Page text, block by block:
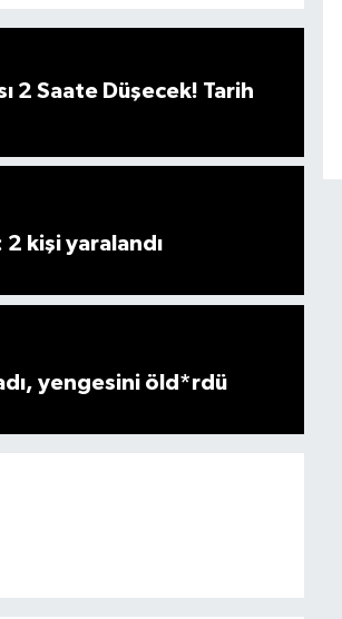
2 Saate Düşecek! Tarih
2 kişi yaralandı
yengesini öld*rdü